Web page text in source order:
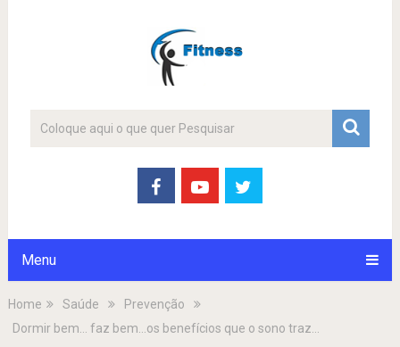
Menu
Home Saúde
Prevenção
Dormir bem… faz bem…os benefícios que o sono traz…